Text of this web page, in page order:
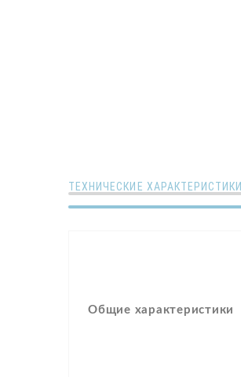
ТЕХНИЧЕСКИЕ ХАРАКТЕРИСТИКИ
Общие характеристики